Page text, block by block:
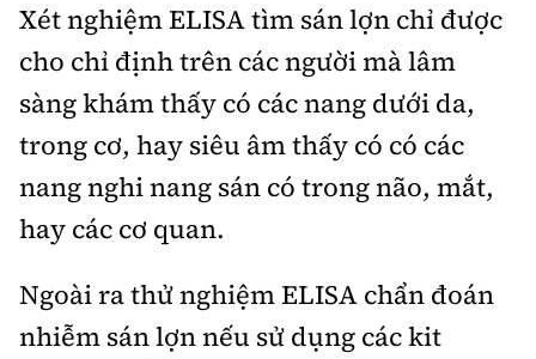
Xét nghiệm ELISA tìm sán lợn chỉ được
cho chỉ định trên các người mà lâm
sàng khám thấy có các nang dưới da,
trong cơ, hay siêu âm thấy có có các
nang nghi nang sán có trong não, mắt,
hay các cơ quan.
Ngoài ra thử nghiệm ELISA chẩn đoán
nhiễm sán lợn nếu sử dụng các kit